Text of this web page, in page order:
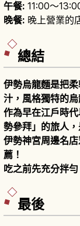
午餐: 11:00〜
晚餐: 晚上營業的
總結
伊勢烏龍麵是把
汁，風格獨特的烏
作為早在江戶時
勢參拜」的旅人
伊勢神宮周邊名
薦！
吃之前先充分拌
最後